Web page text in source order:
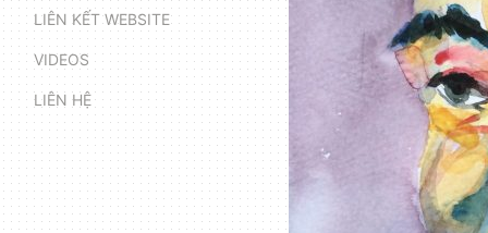
LIÊN KẾT WEBSITE
VIDEOS
LIÊN HỆ